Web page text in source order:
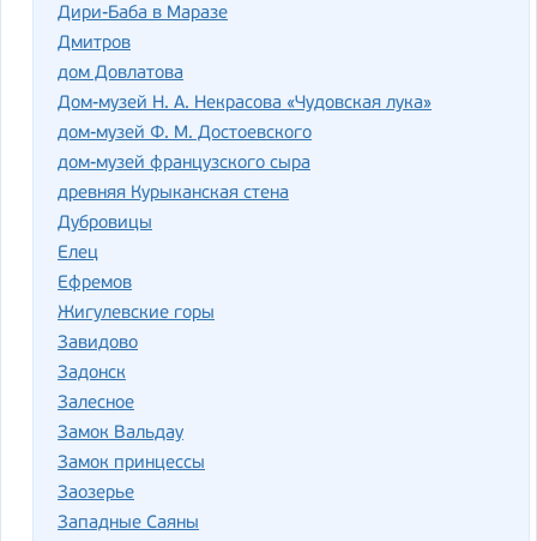
Дири-Баба в Маразе
Дмитров
дом Довлатова
Дом-музей Н. А. Некрасова «Чудовская лука»
дом-музей Ф. М. Достоевского
дом-музей французского сыра
древняя Курыканская стена
Дубровицы
Елец
Ефремов
Жигулевские горы
Завидово
Задонск
Залесное
Замок Вальдау
Замок принцессы
Заозерье
Западные Саяны